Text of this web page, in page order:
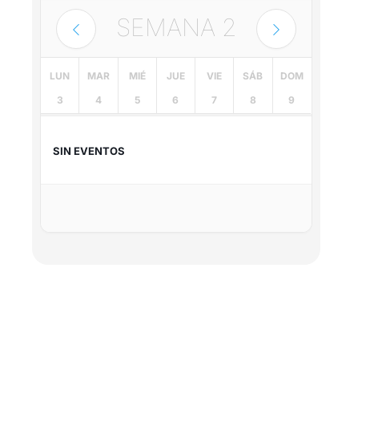
SEMANA 2
LUN
3
MAR
4
MIÉ
5
JUE
6
VIE
7
SÁB
8
DOM
9
SIN EVENTOS